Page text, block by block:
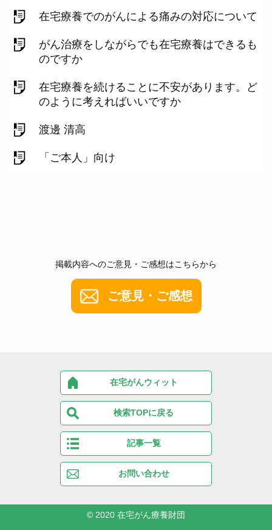
在宅療養でのがんによる痛みの対応について
がん治療をしながらでも在宅療養はできるも
のですか
在宅療養を続けることに不安があります。ど
のように考えればいいですか
渡邊 清高
「ご本人」向け
掲載内容へのご意見・ご感想はこちらから
ご意見・ご感想
在宅がんウィット
検索TOPに戻る
記事一覧
お問い合わせ
© 2020 在宅がん療養財団